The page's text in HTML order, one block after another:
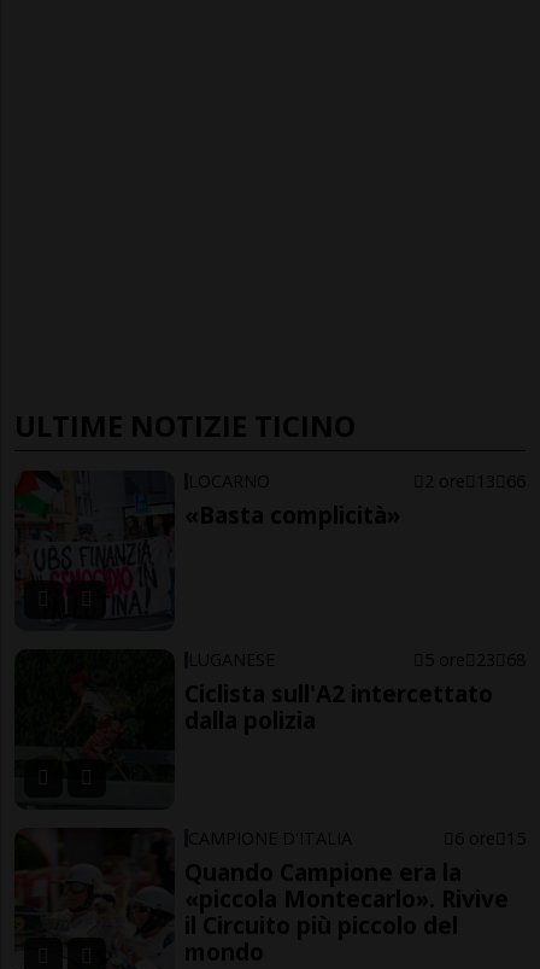
ULTIME NOTIZIE TICINO
LOCARNO 2 ore 13 66
«Basta complicità»
LUGANESE 5 ore 23 68
Ciclista sull'A2 intercettato
dalla polizia
CAMPIONE D'ITALIA 6 ore 15
Quando Campione era la
«piccola Montecarlo». Rivive
il Circuito più piccolo del
mondo